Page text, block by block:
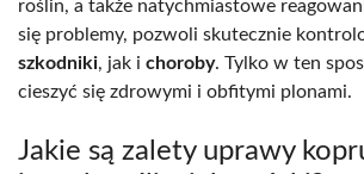
roślin, a także natychmiastowe
się problemy, pozwoli skutecznie
szkodniki, jak i choroby. Tylko w ten
cieszyć się zdrowymi i obfitymi plonami.
Jakie są zalety uprawy